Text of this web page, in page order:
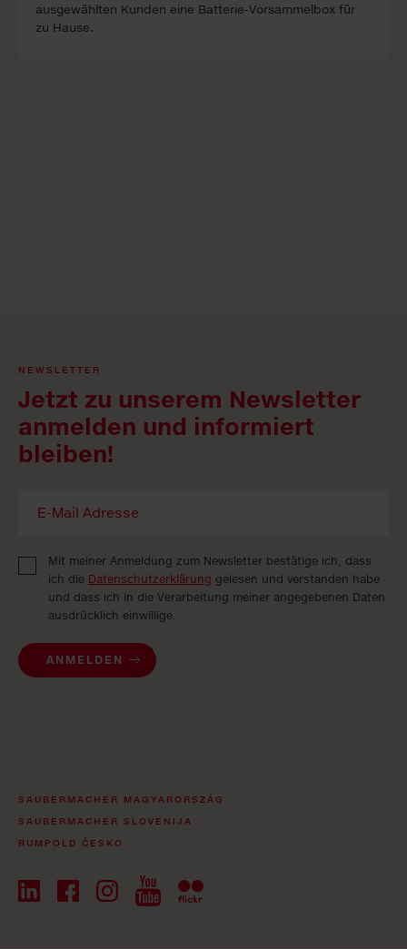
ausgewählten Kunden eine Batterie-Vorsammelbox für
zu Hause.
NEWSLETTER
Jetzt zu unserem Newsletter
anmelden und informiert
bleiben!
Mit meiner Anmeldung zum Newsletter bestätige ich, dass
ich die Datenschutzerklärung gelesen und verstanden habe
und dass ich in die Verarbeitung meiner angegebenen Daten
ausdrücklich einwillige.
ANMELDEN
SAUBERMACHER MAGYARORSZÁG
SAUBERMACHER SLOVENIJA
RUMPOLD ČESKO